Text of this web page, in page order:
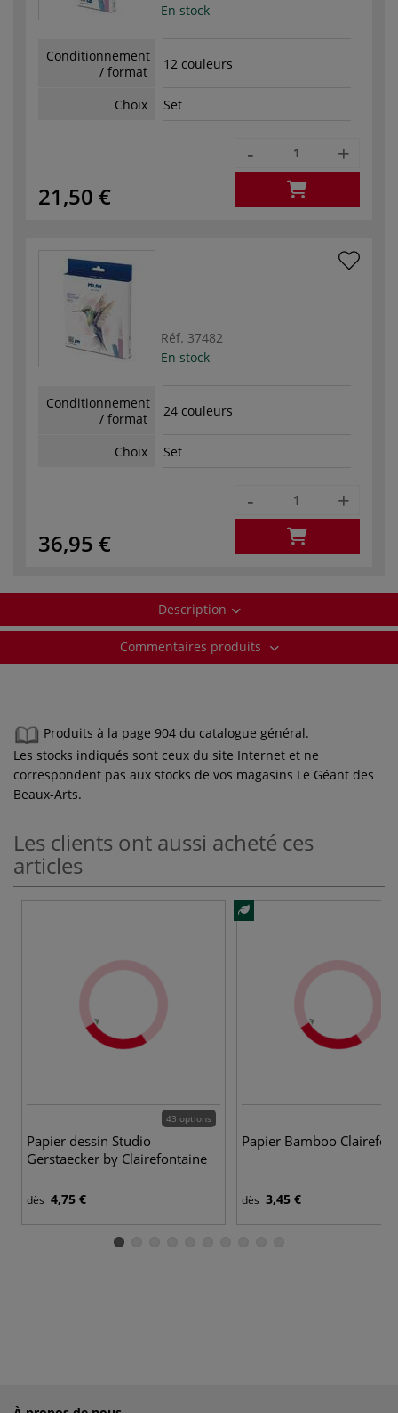
En stock
Conditionnement
/ format
12 couleurs
Choix Set
21,50 €
- +
Réf. 37482
En stock
Conditionnement
/ format
24 couleurs
Choix Set
36,95 €
- +
Description
Commentaires produits
Produits à la page 904 du catalogue général.
Les stocks indiqués sont ceux du site Internet et ne
correspondent pas aux stocks de vos magasins Le Géant des
Beaux-Arts.
Les clients ont aussi acheté ces
articles
43 options
Papier dessin Studio
Gerstaecker by Clairefontaine
dès 4,75 €
Papier Bamboo
dès 3,45 €